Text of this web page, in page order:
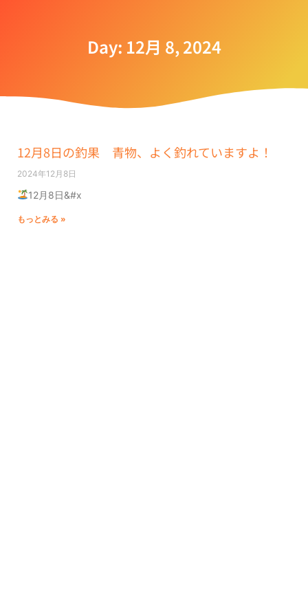
Day: 12月 8, 2024
12月8日の釣果 青物、よく釣れていますよ！
2024年12月8日
12月8日&#x
もっとみる »